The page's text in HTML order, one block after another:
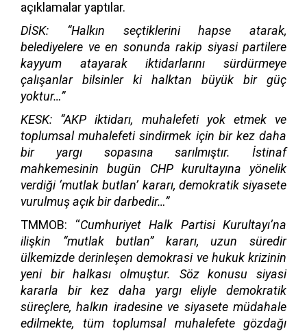
açıklamalar yaptılar.
DİSK: “Halkın seçtiklerini hapse atarak,
belediyelere ve en sonunda rakip siyasi partilere
kayyum atayarak iktidarlarını sürdürmeye
çalışanlar bilsinler ki halktan büyük bir güç
yoktur…”
KESK: “AKP iktidarı, muhalefeti yok etmek ve
toplumsal muhalefeti sindirmek için bir kez daha
bir yargı sopasına sarılmıştır. İstinaf
mahkemesinin bugün CHP kurultayına yönelik
verdiği ‘mutlak butlan’ kararı, demokratik siyasete
vurulmuş açık bir darbedir…”
TMMOB: “Cumhuriyet Halk Partisi Kurultayı’na
ilişkin “mutlak butlan” kararı, uzun süredir
ülkemizde derinleşen demokrasi ve hukuk krizinin
yeni bir halkası olmuştur. Söz konusu siyasi
kararla bir kez daha yargı eliyle demokratik
süreçlere, halkın iradesine ve siyasete müdahale
edilmekte, tüm toplumsal muhalefete gözdağı